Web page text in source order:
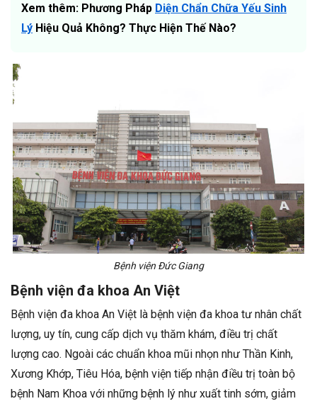
Xem thêm: Phương Pháp Diện Chẩn Chữa Yếu Sinh
Lý Hiệu Quả Không? Thực Hiện Thế Nào?
Bệnh viện Đức Giang
Bệnh viện đa khoa An Việt
Bệnh viện đa khoa An Việt là bệnh viện đa khoa tư nhân chất
lượng, uy tín, cung cấp dịch vụ thăm khám, điều trị chất
lượng cao. Ngoài các chuẩn khoa mũi nhọn như Thần Kinh,
Xương Khớp, Tiêu Hóa, bệnh viện tiếp nhận điều trị toàn bộ
bệnh Nam Khoa với những bệnh lý như xuất tinh sớm, giảm